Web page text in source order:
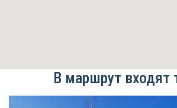
В маршрут входят